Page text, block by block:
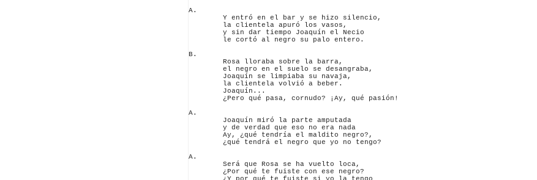
A.
        Y entró en el bar y se hizo silencio,
        la clientela apuró los vasos,
        y sin dar tiempo Joaquín el Necio
        le cortó al negro su palo entero.
B.
        Rosa lloraba sobre la barra,
        el negro en el suelo se desangraba,
        Joaquín se limpiaba su navaja,
        la clientela volvió a beber.
        Joaquín...
        ¿Pero qué pasa, cornudo? ¡Ay, qué pasión!
A.
        Joaquín miró la parte amputada
        y de verdad que eso no era nada
        Ay, ¿qué tendría el maldito negro?,
        ¿qué tendrá el negro que yo no tengo?
A.
        Será que Rosa se ha vuelto loca,
        ¿Por qué te fuiste con ese negro?